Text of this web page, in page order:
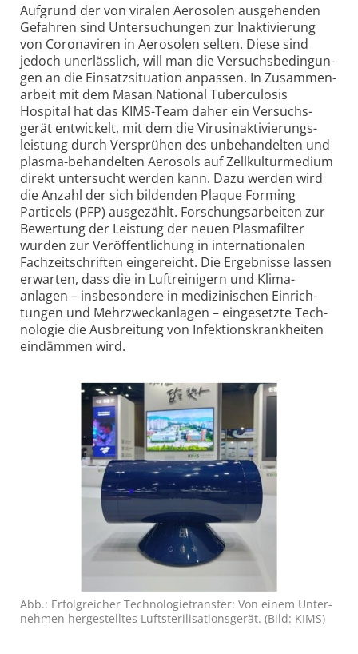
Aufgrund der von viralen Aero­solen ausgehenden
Gefahren sind Unter­suchungen zur Inakti­vierung
von Corona­viren in Aero­solen selten. Diese sind
jedoch unerlässlich, will man die Versuchs­bedin­gun­
gen an die Einsatz­situation anpassen. In Zusammen­
arbeit mit dem Masan National Tuber­culosis
Hospital hat das KIMS-Team daher ein Versuchs­
gerät entwickelt, mit dem die Virus­inaktivierungs­
leistung durch Ver­sprühen des unbehandelten und
plasma-behandelten Aerosols auf Zell­kultur­medium
direkt untersucht werden kann. Dazu werden wird
die Anzahl der sich bildenden Plaque Forming
Particels (PFP) ausgezählt. Forschungs­arbeiten zur
Bewertung der Leistung der neuen Plasmafilter
wurden zur Veröffent­lichung in inter­nationalen
Fach­zeit­schriften eingereicht. Die Ergebnisse lassen
erwarten, dass die in Luft­reinigern und Klima­
anlagen – insbesondere in medi­zini­schen Ein­rich­
tungen und Mehr­zweck­anlagen – eingesetzte Tech­
nologie die Aus­breitung von Infek­tions­krankheiten
eindämmen wird.
Abb.: Erfolg­reicher Techno­logie­transfer: Von einem Unter­
nehmen her­gestelltes Luft­steri­lisations­gerät. (Bild: KIMS)